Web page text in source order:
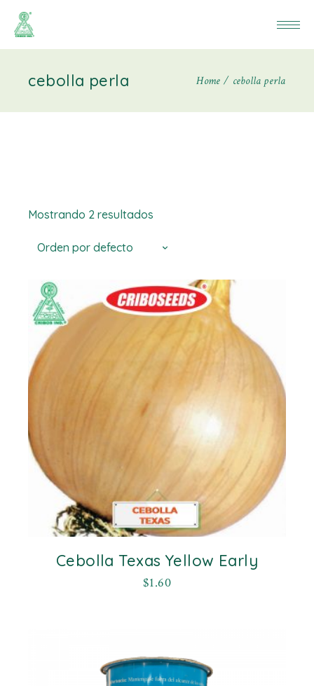
cebolla perla Home cebolla perla
Mostrando 2 resultados
Orden por defecto
Cebolla Texas Yellow Early
$1.60